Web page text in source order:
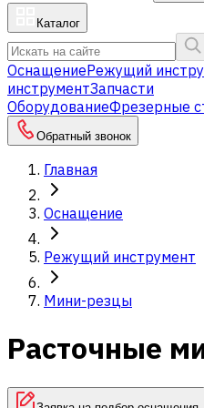
Каталог
ОснащениеРежущий
инструментЗапчасти
ОборудованиеФрезерные
Обратный звонок
Главная
Оснащение
Режущий инструмент
Мини-резцы
Расточные